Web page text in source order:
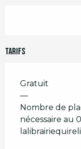
Tarifs
Gratuit
—
Nombre de
nécessaire au